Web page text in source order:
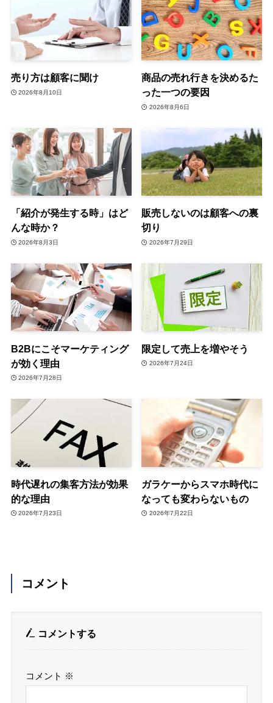
売り方は顧客に聞け
2026年8月10日
商品の売れ行きを決めるた
った一つの要因
2026年8月6日
「紹介が発生する時」はど
んな時か？
2026年8月3日
販売しないのは顧客への裏
切り
2026年7月29日
B2Bにこそマーケティング
が効く理由
2026年7月28日
限定して売上を増やそう
2026年7月24日
時代遅れの集客方法が効果
的な理由
2026年7月23日
ガラケーからスマホ時代に
なっても変わらないもの
2026年7月22日
コメント
コメントする
コメント ※